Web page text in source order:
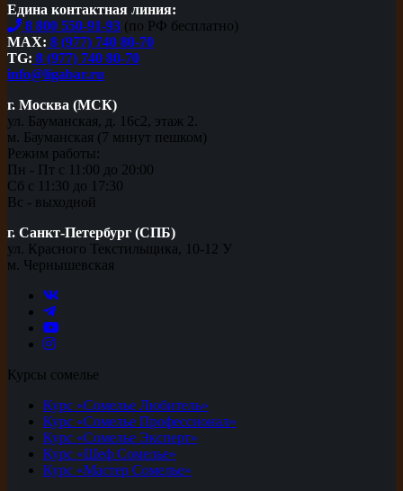
Едина контактная линия:
8 800 550-91-93 (по РФ бесплатно)
MAX: 8 (977) 740 80-70
TG: 8 (977) 740 80-70
info@ligabar.ru
г. Москва (МСК)
ул. Бауманская, д. 16с2, этаж 2.
м. Бауманская (7 минут пешком)
Режим работы:
Пн - Пт с 11:00 до 20:00
Сб с 11:30 до 17:30
Вс - выходной
г. Санкт-Петербург (СПБ)
ул. Красного Текстильщика, 10-12 У
м. Чернышевская
Курсы сомелье
Курс «Сомелье Любитель»
Курс «Сомелье Профессионал»
Курс «Сомелье Эксперт»
Курс «Шеф Сомелье»
Курс «Мастер Сомелье»